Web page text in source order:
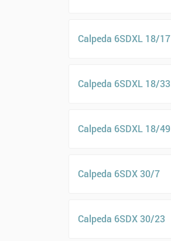
Calpeda 6SDXL 18/17
Calpeda 6SDXL 18/33
Calpeda 6SDXL 18/49
Calpeda 6SDX 30/7
Calpeda 6SDX 30/23